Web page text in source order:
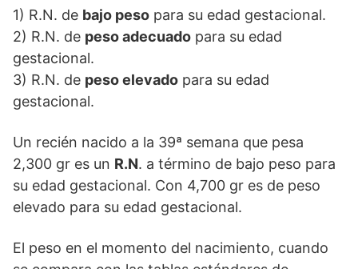
1) R.N. de bajo peso para su edad gestacional.
2) R.N. de peso adecuado para su edad
gestacional.
3) R.N. de peso elevado para su edad
gestacional.
Un recién nacido a la 39ª semana que pesa
2,300 gr es un R.N. a término de bajo peso para
su edad gestacional. Con 4,700 gr es de peso
elevado para su edad gestacional.
El peso en el momento del nacimiento, cuando